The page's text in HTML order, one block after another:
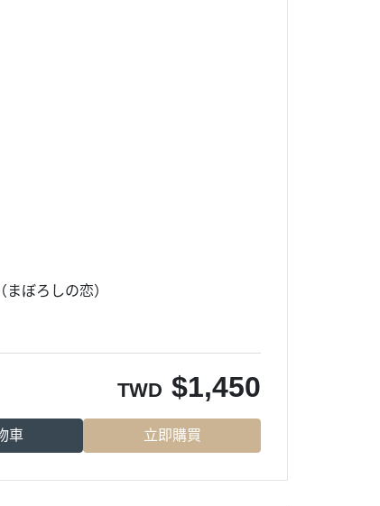
ぼろしの恋）
TWD $1,450
車 立即購買